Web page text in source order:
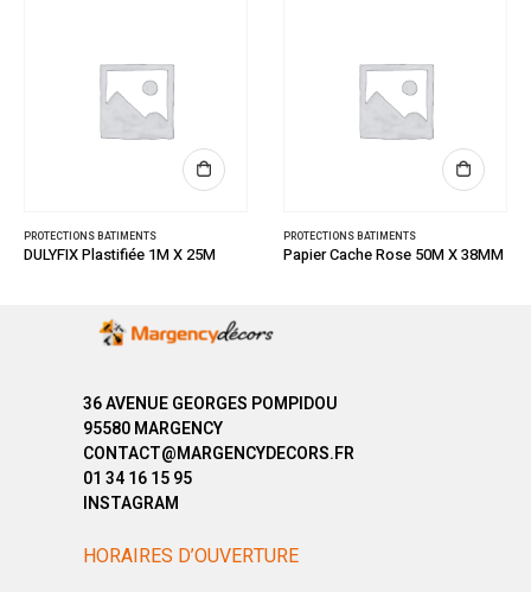
PROTECTIONS BATIMENTS
DULYFIX Plastifiée 1M X 25M
PROTECTIONS BATIMENTS
Papier Cache Rose 50M X 38MM
36 AVENUE GEORGES POMPIDOU
95580 MARGENCY
CONTACT@MARGENCYDECORS.FR
01 34 16 15 95
INSTAGRAM
HORAIRES D’OUVERTURE